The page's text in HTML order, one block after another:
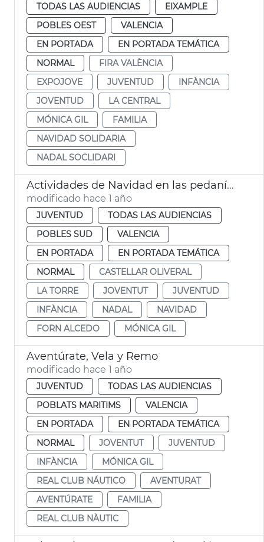
TODAS LAS AUDIENCIAS
EIXAMPLE
POBLES OEST
VALENCIA
EN PORTADA
EN PORTADA TEMÁTICA
NORMAL
FIRA VALÈNCIA
EXPOJOVE
JUVENTUD
INFÀNCIA
JOVENTUD
LA CENTRAL
MÓNICA GIL
FAMILIA
NAVIDAD SOLIDARIA
NADAL SOCLIDARI
Actividades de Navidad en las pedanías afectadas por la dana
modificado hace 1 año
JUVENTUD
TODAS LAS AUDIENCIAS
POBLES SUD
VALENCIA
EN PORTADA
EN PORTADA TEMÁTICA
NORMAL
CASTELLAR OLIVERAL
LA TORRE
JOVENTUT
JUVENTUD
INFÀNCIA
NADAL
NAVIDAD
FORN ALCEDO
MÓNICA GIL
Aventúrate, Vela y Remo
modificado hace 1 año
JUVENTUD
TODAS LAS AUDIENCIAS
POBLATS MARITIMS
VALENCIA
EN PORTADA
EN PORTADA TEMÁTICA
NORMAL
JOVENTUT
JUVENTUD
INFÀNCIA
MÓNICA GIL
REAL CLUB NÁUTICO
AVENTURAT
AVENTÚRATE
FAMILIA
REAL CLUB NÀUTIC